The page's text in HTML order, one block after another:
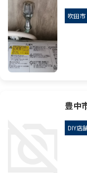
吹田市
豊中
DIY店